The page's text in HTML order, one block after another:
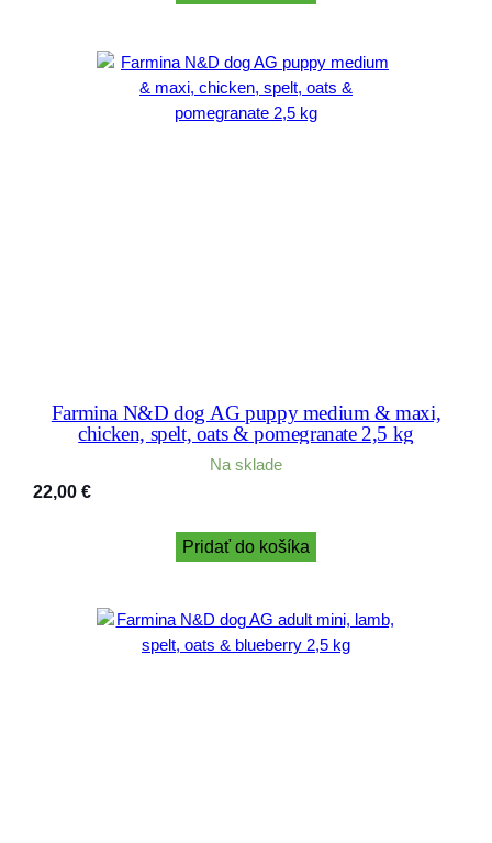
Farmina N&D dog AG puppy medium & maxi,
chicken, spelt, oats & pomegranate 2,5 kg
Na sklade
22,00 €
Pridať do košíka